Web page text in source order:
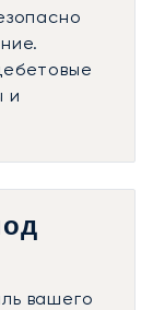
и
вашего